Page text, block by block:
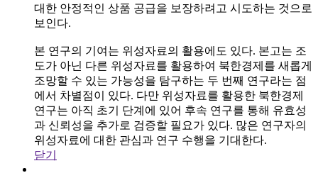
대한 안정적인 상품 공급을 보장하려고 시도하는 것으로
보인다.
본 연구의 기여는 위성자료의 활용에도 있다. 본고는 조
도가 아닌 다른 위성자료를 활용하여 북한경제를 새롭게
조망할 수 있는 가능성을 탐구하는 두 번째 연구라는 점
에서 차별점이 있다. 다만 위성자료를 활용한 북한경제
연구는 아직 초기 단계에 있어 후속 연구를 통해 유효성
과 신뢰성을 추가로 검증할 필요가 있다. 많은 연구자의
위성자료에 대한 관심과 연구 수행을 기대한다.
닫기